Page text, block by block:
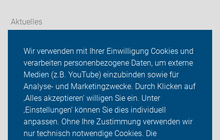
Wir verwenden mit Ihrer Einwilligung Cookies und
verarbeiten personenbezogene Daten, um externe
Medien (z.B. YouTube) einzubinden sowie für
Analyse- und Marketingzwecke. Durch Klicken auf
‚Alles akzeptieren‘ willigen Sie ein. Unter
‚Einstellungen‘ können Sie dies individuell
anpassen. Ohne Ihre Zustimmung verwenden wir
nur technisch notwendige Cookies. Die
Aktuelles
ADFC Potsdam
Sei dabei
Presse
Login